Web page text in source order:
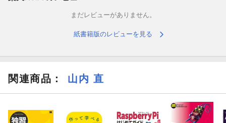
1-1 Raspberry Piの世界にようこそ
1-2 Raspberry Piのラインナップ
1-3 本書でRaspberry Piを楽しむために必要なもの
まだレビューがありません。
紙書籍版のレビューを見る
関連商品 ： 山内 直